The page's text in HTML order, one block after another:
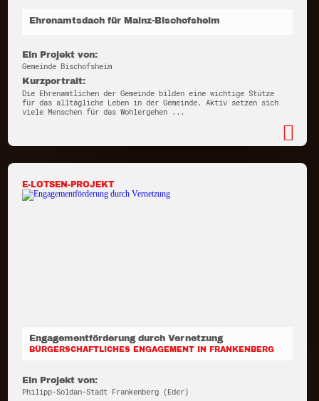
Ehrenamtsdach für Mainz-Bischofsheim
Ein Projekt von:
Gemeinde Bischofsheim
Kurzportrait:
Die Ehrenamtlichen der Gemeinde bilden eine wichtige Stütze
für das alltägliche Leben in der Gemeinde. Aktiv setzen sich
viele Menschen für das Wohlergehen ...
E-LOTSEN-PROJEKT
Engagementförderung durch Vernetzung
BÜRGERSCHAFTLICHES ENGAGEMENT IN FRANKENBERG
Ein Projekt von:
Philipp-Soldan-Stadt Frankenberg (Eder)